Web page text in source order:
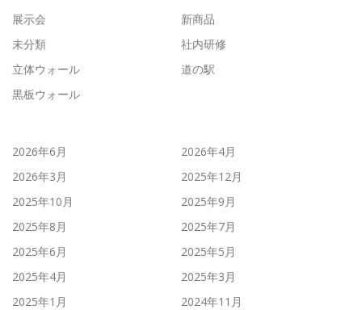
展示会
新商品
未分類
社内研修
立体ウォール
道の駅
黒板ウォール
2026年6月
2026年4月
2026年3月
2025年12月
2025年10月
2025年9月
2025年8月
2025年7月
2025年6月
2025年5月
2025年4月
2025年3月
2025年1月
2024年11月